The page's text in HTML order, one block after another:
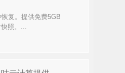
复。提供免费5GB
照。...